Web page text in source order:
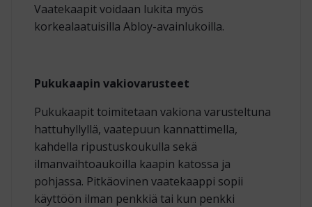
Vaatekaapit voidaan lukita myös
korkealaatuisilla Abloy-avainlukoilla.
Pukukaapin vakiovarusteet
Pukukaapit toimitetaan vakiona varusteltuna
hattuhyllyllä, vaatepuun kannattimella,
kahdella ripustuskoukulla sekä
ilmanvaihtoaukoilla kaapin katossa ja
pohjassa. Pitkäovinen vaatekaappi sopii
käyttöön ilman penkkiä tai kun penkki